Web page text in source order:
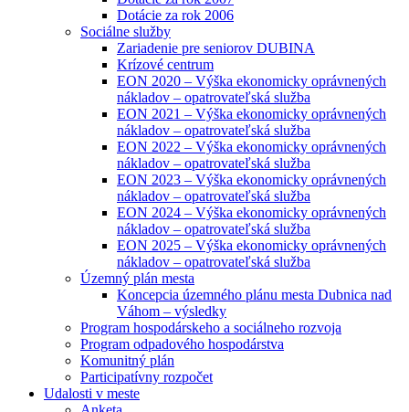
Dotácie za rok 2006
Sociálne služby
Zariadenie pre seniorov DUBINA
Krízové centrum
EON 2020 – Výška ekonomicky oprávnených
nákladov – opatrovateľská služba
EON 2021 – Výška ekonomicky oprávnených
nákladov – opatrovateľská služba
EON 2022 – Výška ekonomicky oprávnených
nákladov – opatrovateľská služba
EON 2023 – Výška ekonomicky oprávnených
nákladov – opatrovateľská služba
EON 2024 – Výška ekonomicky oprávnených
nákladov – opatrovateľská služba
EON 2025 – Výška ekonomicky oprávnených
nákladov – opatrovateľská služba
Územný plán mesta
Koncepcia územného plánu mesta Dubnica nad
Váhom – výsledky
Program hospodárskeho a sociálneho rozvoja
Program odpadového hospodárstva
Komunitný plán
Participatívny rozpočet
Udalosti v meste